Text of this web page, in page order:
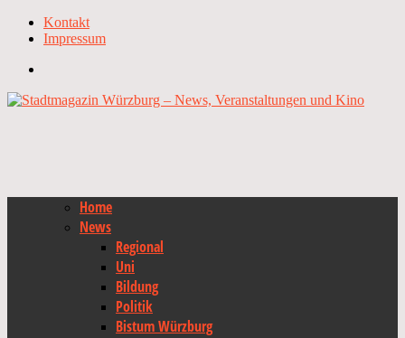
Kontakt
Impressum
Home
News
Regional
Uni
Bildung
Politik
Bistum Würzburg